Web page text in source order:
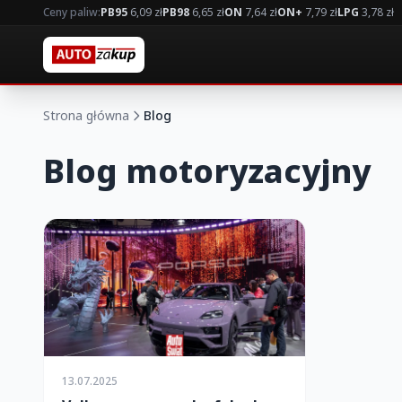
Ceny paliw:PB95 6,09 złPB98 6,65 złON 7,64 złON+ 7,79 złLPG 3,78 zł
Strona główna Blog
Blog motoryzacyjny
13.07.2025